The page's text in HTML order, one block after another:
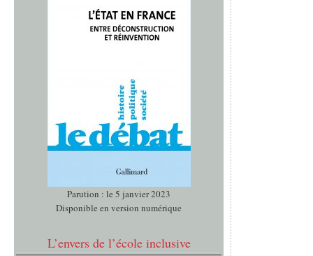
Parution : le 5 janvier 2023
Disponible en version numérique
L’envers de l’école inclusive